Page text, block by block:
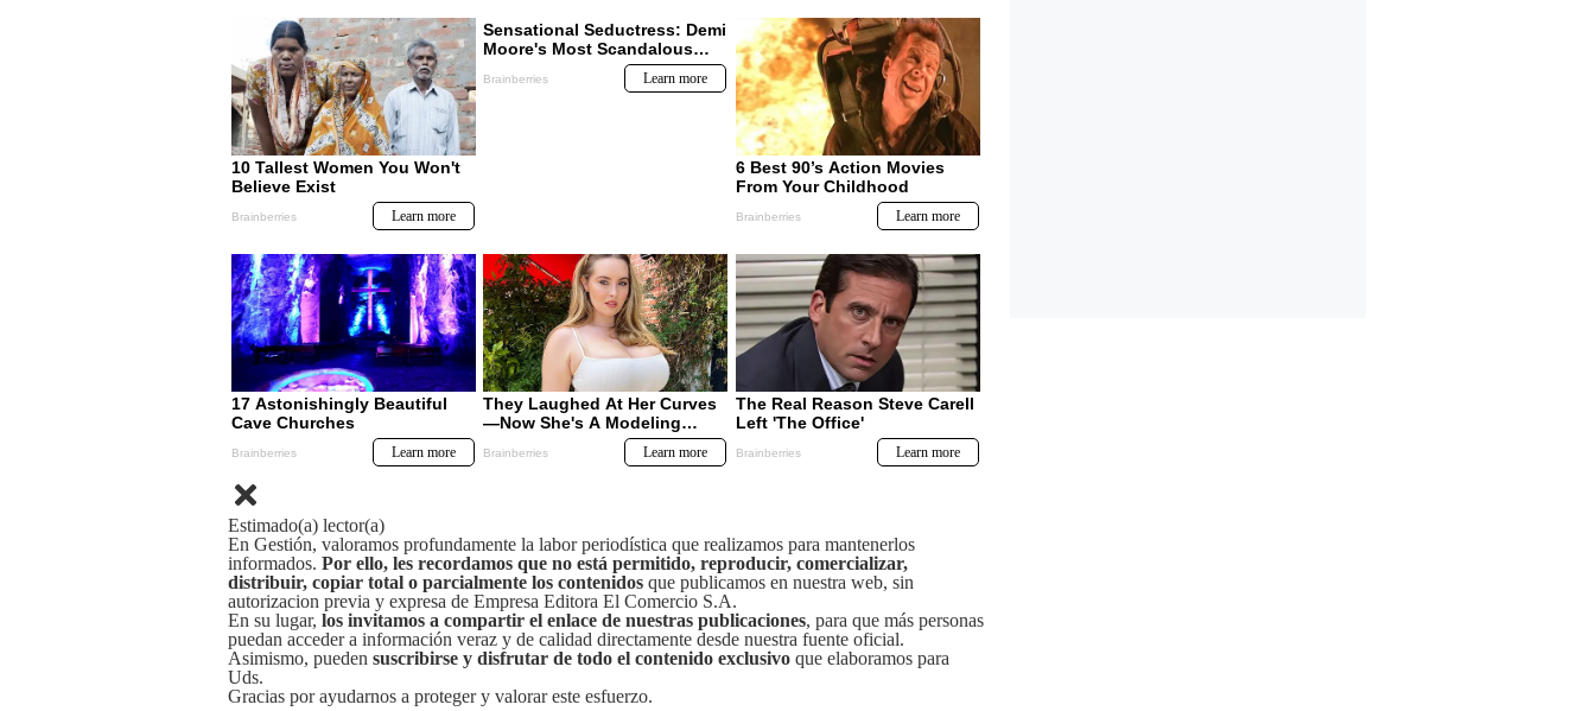
Estimado(a) lector(a)
En Gestión, valoramos profundamente la labor periodística que realizamos para mantenerlos
informados. Por ello, les recordamos que no está permitido, reproducir, comercializar,
distribuir, copiar total o parcialmente los contenidos que publicamos en nuestra web, sin
autorizacion previa y expresa de Empresa Editora El Comercio S.A.
En su lugar, los invitamos a compartir el enlace de nuestras publicaciones, para que más personas
puedan acceder a información veraz y de calidad directamente desde nuestra fuente oficial.
Asimismo, pueden suscribirse y disfrutar de todo el contenido exclusivo que elaboramos para
Uds.
Gracias por ayudarnos a proteger y valorar este esfuerzo.